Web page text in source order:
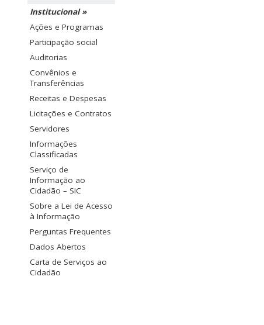
Institucional »
Ações e Programas
Participação social
Auditorias
Convênios e
Transferências
Receitas e Despesas
Licitações e Contratos
Servidores
Informações
Classificadas
Serviço de
Informação ao
Cidadão – SIC
Sobre a Lei de Acesso
à Informação
Perguntas Frequentes
Dados Abertos
Carta de Serviços ao
Cidadão